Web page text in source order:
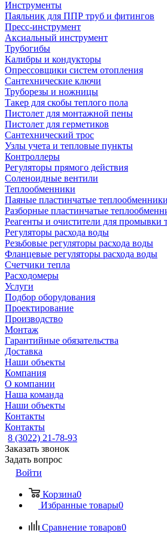
Инструменты
Паяльник для ППР труб и фитингов
Пресс-инструмент
Аксиальный инструмент
Трубогибы
Калибры и кондукторы
Опрессовщики систем отопления
Сантехнические ключи
Труборезы и ножницы
Такер для скобы теплого пола
Пистолет для монтажной пены
Пистолет для герметиков
Сантехнический трос
Узлы учета и тепловые пункты
Контроллеры
Регуляторы прямого действия
Соленоидные вентили
Теплообменники
Паяные пластинчатые теплообменники
Разборные пластинчатые
Реагенты и очистители для промывки
Регуляторы расхода воды
Резьбовые регуляторы расхода воды
Фланцевые регуляторы расхода воды
Счетчики тепла
Расходомеры
Услуги
Подбор оборудования
Проектирование
Производство
Монтаж
Гарантийные обязательства
Доставка
Наши объекты
Компания
О компании
Наша команда
Наши объекты
Контакты
Контакты
8 (3022) 21-78-93
Заказать звонок
Задать вопрос
Войти
Корзина0
Избранные товары0
Сравнение товаров0